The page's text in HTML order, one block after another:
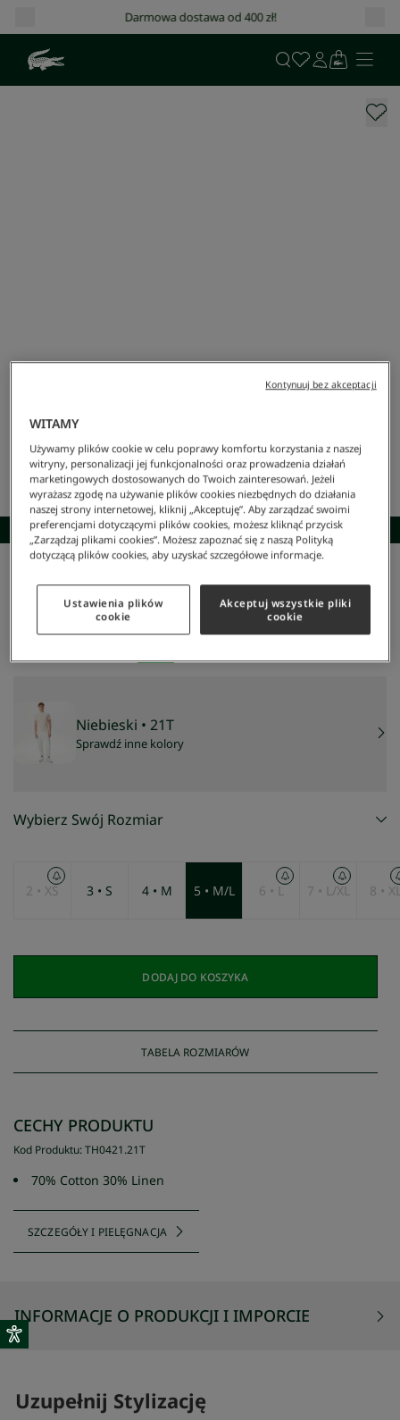
Darmowa dostawa od 400 zł!
SKOMPLETUJ STYLIZACJĘ
Męski t-shirt
NAJNIŻSZA CENA Z 30 DNI: 197 zł
Niebieski • 21T
Sprawdź inne kolory
Wybierz Swój Rozmiar
2 • XS 3 • S 4 • M 5 • M/L 6 • L 7 • L/XL 8 •
DODAJ DO KOSZYKA
TABELA ROZMIARÓW
CECHY PRODUKTU
Kod Produktu:TH0421.21T
70% Cotton 30% Linen
SZCZEGÓŁY I PIELĘGNACJA
INFORMACJE O PRODUKCJI I IMPORCIE
Uzupełnij Stylizację
WITAMY
Używamy plików cookie w celu poprawy komfortu korzystania z naszej
witryny, personalizacji jej funkcjonalności oraz prowadzenia działań
marketingowych dostosowanych do Twoich zainteresowań. Jeżeli
wyrażasz zgodę na używanie plików cookies niezbędnych do działania
naszej strony internetowej, kliknij „Akceptuję”. Aby zarządzać swoimi
preferencjami dotyczącymi plików cookies, możesz kliknąć przycisk
„Zarządzaj plikami cookies”. Możesz zapoznać się z naszą Polityką
dotyczącą plików cookies, aby uzyskać szczegółowe informacje.
Ustawienia plików
cookie
Akceptuj wszystkie pliki
cookie
Kontynuuj bez akceptacji